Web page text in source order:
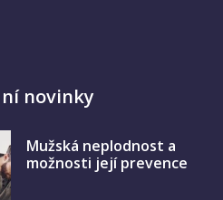
novinky
Mužská neplodnost a
možnosti její prevence